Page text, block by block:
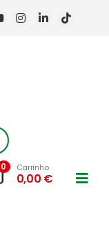
0 Carrinho
0,00 €